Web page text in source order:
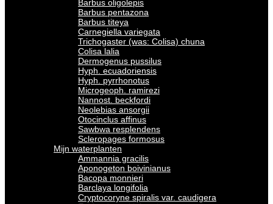
Barbus oligolepis
Barbus pentazona
Barbus titeya
Carnegiella variegata
Trichogaster (was: Colisa) chuna
Colisa lalia
Dermogenus pussilus
Hyph. ecuadoriensis
Hyph. pyrrhonotus
Microgeoph. ramirezi
Nannost. beckfordi
Neolebias ansorgii
Otocinclus affinus
Sawbwa resplendens
Scleropages formosus
Mijn waterplanten
Ammannia gracilis
Aponogeton boivinianus
Bacopa monnieri
Barclaya longifolia
Cryptocoryne spiralis var. caudigera